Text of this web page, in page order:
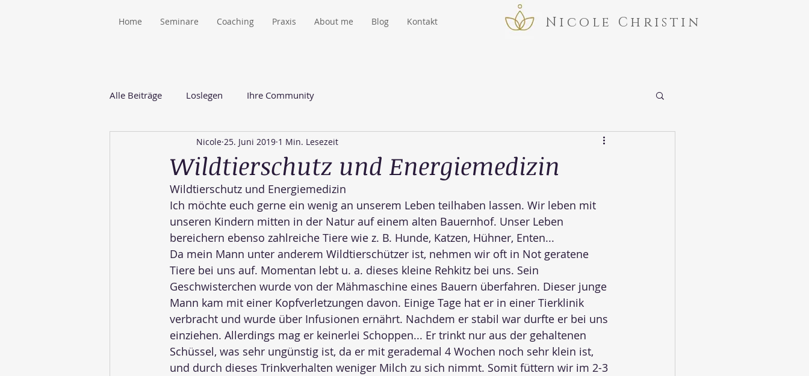
Home Seminare Coaching Praxis About me Blog Kontakt Nicole Christin
Alle Beiträge Loslegen Ihre Community
Wildtierschutz und Energiemedizin
Nicole 25. Juni 2019 1 Min. Lesezeit
Wildtierschutz und Energiemedizin
Ich möchte euch gerne ein wenig an unserem Leben teilhaben lassen. Wir leben mit
unseren Kindern mitten in der Natur auf einem alten Bauernhof. Unser Leben
bereichern ebenso zahlreiche Tiere wie z. B. Hunde, Katzen, Hühner, Enten...
Da mein Mann unter anderem Wildtierschützer ist, nehmen wir oft in Not geratene
Tiere bei uns auf. Momentan lebt u. a. dieses kleine Rehkitz bei uns. Sein
Geschwisterchen wurde von der Mähmaschine eines Bauern überfahren. Dieser junge
Mann kam mit einer Kopfverletzungen davon. Einige Tage hat er in einer Tierklinik
verbracht und wurde über Infusionen ernährt. Nachdem er stabil war durfte er bei uns
einziehen. Allerdings mag er keinerlei Schoppen... Er trinkt nur aus der gehaltenen
Schüssel, was sehr ungünstig ist, da er mit gerademal 4 Wochen noch sehr klein ist,
und durch dieses Trinkverhalten weniger Milch zu sich nimmt. Somit füttern wir im 2-3